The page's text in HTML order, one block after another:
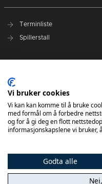
Terminliste
Spillerstall
Kjøp billetter
Sesongkort
Vi bruker cookies
Vi kan kan komme til å bruke
med formål om å forbedre
og for å gi deg en flott
informasjonskapslene vi bruker,
Godta alle